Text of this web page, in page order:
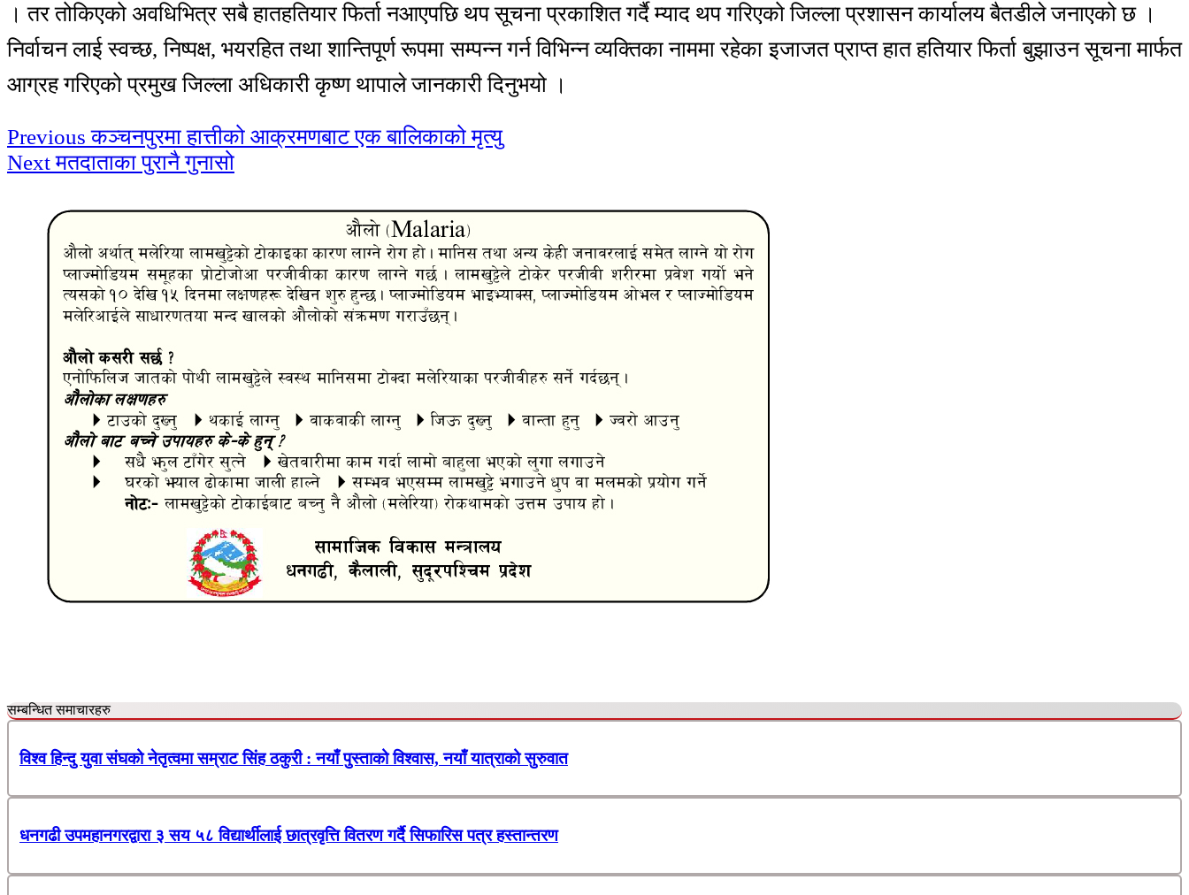
। तर तोकिएको अवधिभित्र सबै हातहतियार फिर्ता नआएपछि थप सूचना प्रकाशित गर्दै म्याद थप गरिएको जिल्ला प्रशासन कार्यालय बैतडीले जनाएको छ ।
निर्वाचन लाई स्वच्छ, निष्पक्ष, भयरहित तथा शान्तिपूर्ण रूपमा सम्पन्न गर्न विभिन्न व्यक्तिका नाममा रहेका इजाजत प्राप्त हात हतियार फिर्ता बुझाउन सूचना मार्फत
आग्रह गरिएको प्रमुख जिल्ला अधिकारी कृष्ण थापाले जानकारी दिनुभयो ।
Continue
Reading
Previous कञ्चनपुरमा हात्तीको आक्रमणबाट एक बालिकाको मृत्यु
Nextमतदाताका पुरानै गुनासो
सम्बन्धित समाचारहरु
विश्व हिन्दु युवा संघको नेतृत्वमा सम्राट सिंह ठकुरी : नयाँ पुस्ताको विश्वास, नयाँ यात्राको सुरुवात
धनगढी उपमहानगरद्वारा ३ सय ५८ विद्यार्थीलाई छात्रवृत्ति वितरण गर्दै सिफारिस पत्र हस्तान्तरण